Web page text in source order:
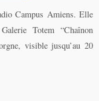
Campus Amiens. Elle
Totem “Chaînon
visible jusqu’au 20